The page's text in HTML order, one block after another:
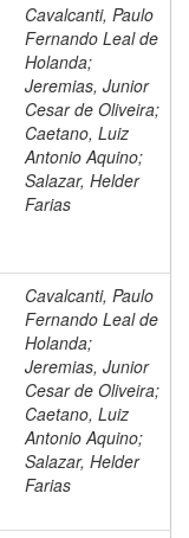
Cavalcanti, Paulo
Fernando Leal de
Holanda;
Jeremias, Junior
Cesar de Oliveira;
Caetano, Luiz
Antonio Aquino;
Salazar, Helder
Farias
Cavalcanti, Paulo
Fernando Leal de
Holanda;
Jeremias, Junior
Cesar de Oliveira;
Caetano, Luiz
Antonio Aquino;
Salazar, Helder
Farias